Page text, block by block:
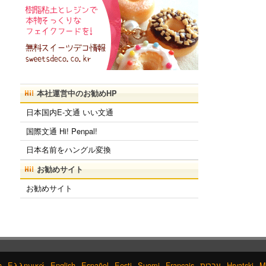
本社運営中のお勧めHP
日本国内E-文通 いい文通
国際文通 Hi! Penpal!
日本名前をハングル変換
お勧めサイト
お勧めサイト